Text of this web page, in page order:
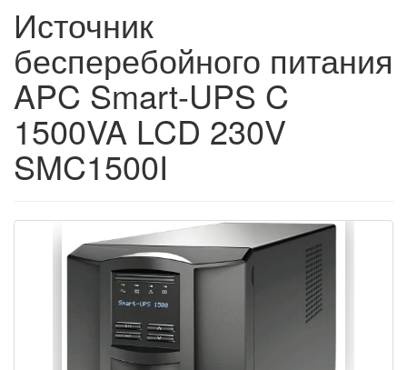
Источник
бесперебойного питания
APC Smart-UPS C
1500VA LCD 230V
SMC1500I